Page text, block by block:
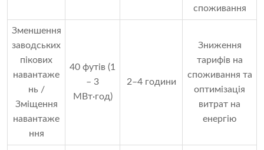
споживання
Зменшення
заводських
пікових
навантаже
нь /
Зміщення
навантаже
ння
40 футів (1
– 3
МВт·год)
2–4 години
Зниження
тарифів на
споживання та
оптимізація
витрат на
енергію